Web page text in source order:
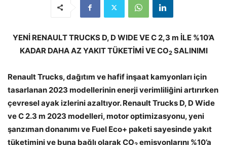
YENİ RENAULT TRUCKS D, D WIDE VE C 2,3 m İLE %10’A
KADAR DAHA AZ YAKIT TÜKETİMİ VE CO2 SALINIMI
Renault Trucks, dağıtım ve hafif inşaat kamyonları için
tasarlanan 2023 modellerinin enerji verimliliğini artırırken
çevresel ayak izlerini azaltıyor. Renault Trucks D, D Wide
ve C 2.3 m 2023 modelleri, motor optimizasyonu, yeni
şanzıman donanımı ve Fuel Eco+ paketi sayesinde yakıt
tüketimini ve buna bağlı olarak CO emisyonlarını %10’a